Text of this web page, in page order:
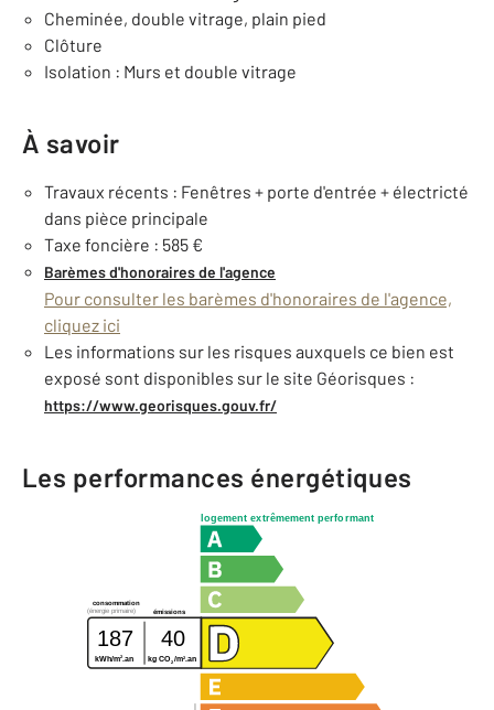
Cheminée, double vitrage, plain pied
Clôture
Isolation : Murs et double vitrage
À savoir
Travaux récents : Fenêtres + porte d'entrée + électricté
dans pièce principale
Taxe foncière : 585 €
Barèmes d'honoraires de l'agence
Pour consulter les barèmes d'honoraires de l'agence,
cliquez ici
Les informations sur les risques auxquels ce bien est
exposé sont disponibles sur le site Géorisques :
https://www.georisques.gouv.fr/
Les performances énergétiques
logement extrêmement performant
consommation
émissions
(énergie primaire)
187 40
kWh/m2.an kg CO2 /m2 .an